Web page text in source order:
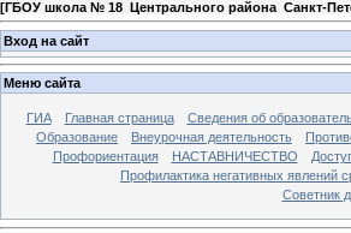
[ГБОУ школа № 18 Центрального района Санкт-
Вход на сайт
Меню сайта
ГИА Главная страница Сведения об
Образование
Внеурочная деятельность
Профориентация
НАСТАВНИЧЕСТВО
Профилактика негативных явлений
Советник